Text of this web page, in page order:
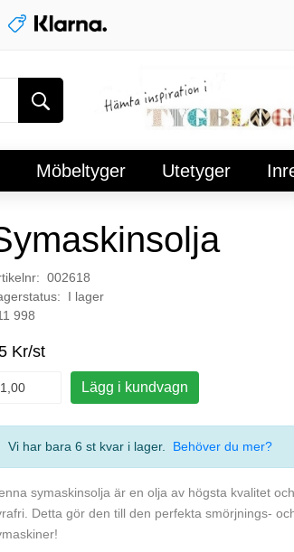
Möbeltyger Utetyger
002618
I lager
998
Kr/st
Lägg i kundvagn
Vi har bara 6 st kvar i lager. Behöver du mer?
symaskinsolja är en olja av högsta kvalitet
Detta gör den till den perfekta smörjnings-